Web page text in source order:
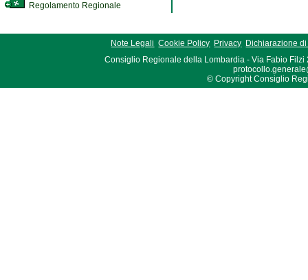
Regolamento Regionale
Note Legali Cookie Policy Privacy Dichiarazione
Consiglio Regionale della Lombardia - Via Fabio Filzi
© Copyright Consiglio